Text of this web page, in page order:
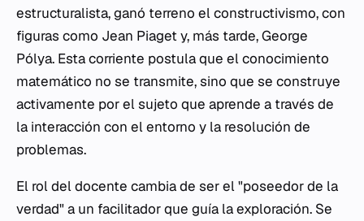
estructuralista, ganó terreno el constructivismo, con
figuras como Jean Piaget y, más tarde, George
Pólya. Esta corriente postula que el conocimiento
matemático no se transmite, sino que se construye
activamente por el sujeto que aprende a través de
la interacción con el entorno y la resolución de
problemas.
El rol del docente cambia de ser el "poseedor de la
verdad" a un facilitador que guía la exploración. Se